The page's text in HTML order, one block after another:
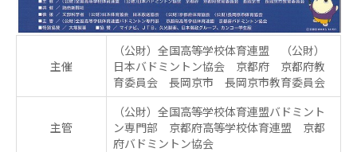
主催
（公財）全国高等学校体育連盟 （公財）
日本バドミントン協会 京都府 京都府教
育委員会 長岡京市 長岡京市教育委員会
主管
（公財）全国高等学校体育連盟バドミント
ン専門部 京都府高等学校体育連盟 京都
府バドミントン協会